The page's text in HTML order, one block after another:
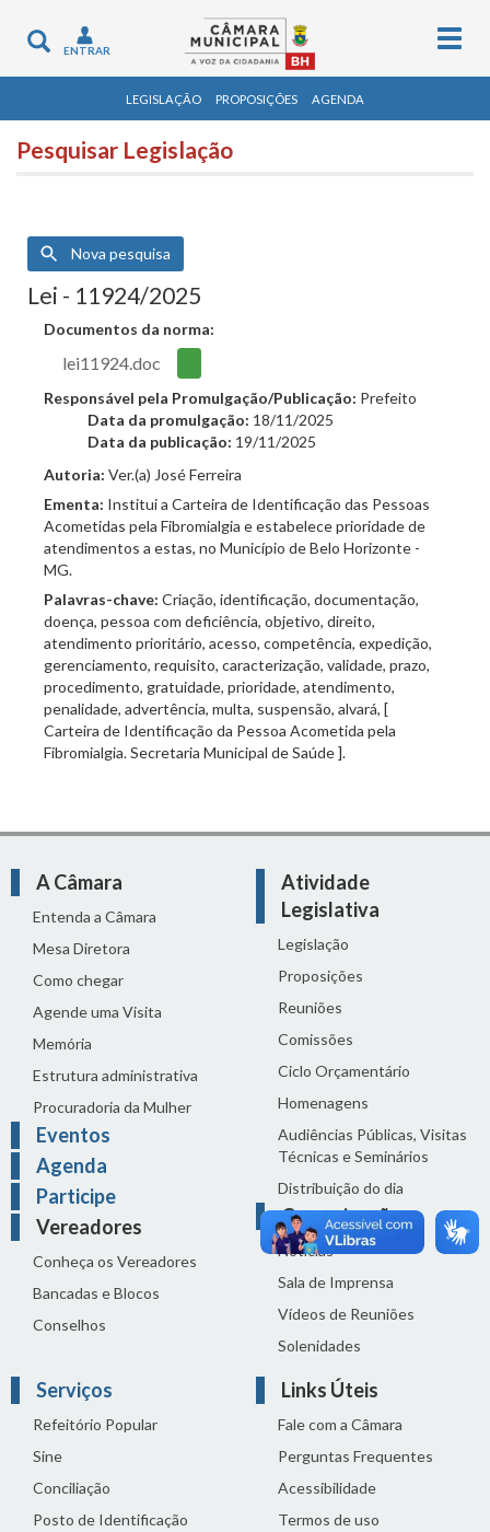
Toggle
navigation
ENTRAR
LEGISLAÇÃO PROPOSIÇÕES AGENDA
Pesquisar Legislação
Nova pesquisa
Lei - 11924/2025
Documentos da norma:
lei11924.doc
Responsável pela Promulgação/Publicação: Prefeito
Data da promulgação: 18/11/2025
Data da publicação: 19/11/2025
Autoria: Ver.(a) José Ferreira
Ementa: Institui a Carteira de Identificação das Pessoas
Acometidas pela Fibromialgia e estabelece prioridade de
atendimentos a estas, no Município de Belo Horizonte -
MG.
Palavras-chave: Criação, identificação, documentação,
doença, pessoa com deficiência, objetivo, direito,
atendimento prioritário, acesso, competência, expedição,
gerenciamento, requisito, caracterização, validade, prazo,
procedimento, gratuidade, prioridade, atendimento,
penalidade, advertência, multa, suspensão, alvará, [
Carteira de Identificação da Pessoa Acometida pela
Fibromialgia. Secretaria Municipal de Saúde ].
A Câmara
Entenda a Câmara
Mesa Diretora
Como chegar
Agende uma Visita
Memória
Estrutura administrativa
Procuradoria da Mulher
Eventos
Agenda
Participe
Vereadores
Conheça os Vereadores
Bancadas e Blocos
Conselhos
Atividade
Legislativa
Legislação
Proposições
Reuniões
Comissões
Ciclo Orçamentário
Homenagens
Audiências Públicas, Visitas
Técnicas e Seminários
Distribuição do dia
Comunicação
Notícias
Sala de Imprensa
Vídeos de Reuniões
Solenidades
Serviços
Refeitório Popular
Sine
Conciliação
Posto de Identificação
Links Úteis
Fale com a Câmara
Perguntas Frequentes
Acessibilidade
Termos de uso